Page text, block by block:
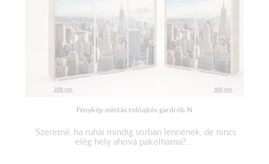
Fénykép mintás tolóajtós gardrób N
Szeretné, ha ruhái mindig sorban lennének, de nincs
elég hely ahová pakolhatna?...